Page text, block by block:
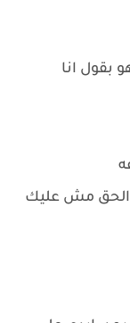
بقول انا
الحق مش عليك